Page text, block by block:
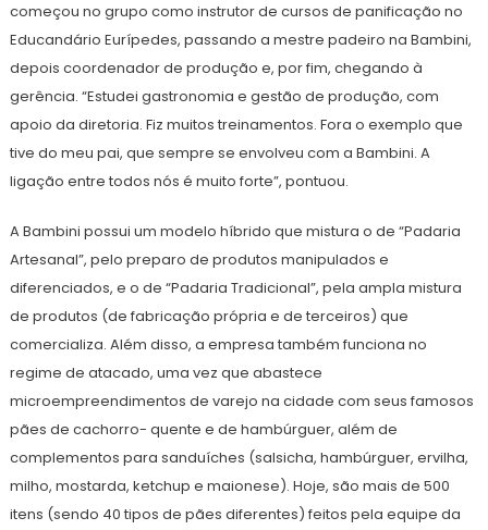
começou no grupo como instrutor de cursos de panificação no
Educandário Eurípedes, passando a mestre padeiro na Bambini,
depois coordenador de produção e, por fim, chegando à
gerência. “Estudei gastronomia e gestão de produção, com
apoio da diretoria. Fiz muitos treinamentos. Fora o exemplo que
tive do meu pai, que sempre se envolveu com a Bambini. A
ligação entre todos nós é muito forte”, pontuou.
A Bambini possui um modelo híbrido que mistura o de “Padaria
Artesanal”, pelo preparo de produtos manipulados e
diferenciados, e o de “Padaria Tradicional”, pela ampla mistura
de produtos (de fabricação própria e de terceiros) que
comercializa. Além disso, a empresa também funciona no
regime de atacado, uma vez que abastece
microempreendimentos de varejo na cidade com seus famosos
pães de cachorro- quente e de hambúrguer, além de
complementos para sanduíches (salsicha, hambúrguer, ervilha,
milho, mostarda, ketchup e maionese). Hoje, são mais de 500
itens (sendo 40 tipos de pães diferentes) feitos pela equipe da